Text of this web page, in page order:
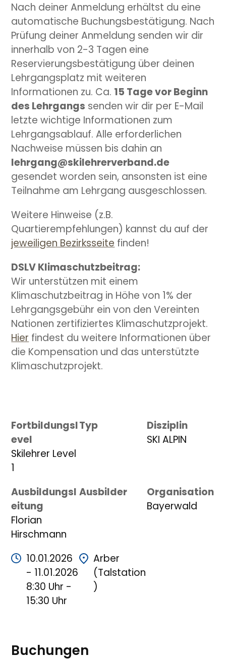
Nach deiner Anmeldung erhältst du eine
automatische Buchungsbestätigung. Nach
Prüfung deiner Anmeldung senden wir dir
innerhalb von 2-3 Tagen eine
Reservierungsbestätigung über deinen
Lehrgangsplatz mit weiteren
Informationen zu. Ca. 15 Tage vor Beginn
des Lehrgangs senden wir dir per E-Mail
letzte wichtige Informationen zum
Lehrgangsablauf. Alle erforderlichen
Nachweise müssen bis dahin an
lehrgang@skilehrerverband.de
gesendet worden sein, ansonsten ist eine
Teilnahme am Lehrgang ausgeschlossen.
Weitere Hinweise (z.B.
Quartierempfehlungen) kannst du auf der
jeweiligen Bezirksseite finden!
DSLV Klimaschutzbeitrag:
Wir unterstützen mit einem
Klimaschutzbeitrag in Höhe von 1% der
Lehrgangsgebühr ein von den Vereinten
Nationen zertifiziertes Klimaschutzprojekt.
Hier findest du weitere Informationen über
die Kompensation und das unterstützte
Klimaschutzprojekt.
Fortbildungsl
evel
Skilehrer Level
1
Typ
Disziplin
SKI ALPIN
Ausbildungsl
eitung
Florian
Hirschmann
Ausbilder
Organisation
Bayerwald
10.01.2026
- 11.01.2026
8:30 Uhr -
15:30 Uhr
Arber
(Talstation
)
Buchungen